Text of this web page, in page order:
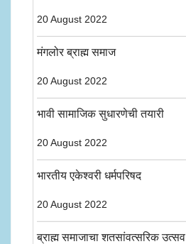
20 August 2022
मंगलोर ब्राह्म समाज
20 August 2022
भावी सामाजिक सुधारणेची तयारी
20 August 2022
भारतीय एकेश्वरी धर्मपरिषद
20 August 2022
ब्राह्म समाजाचा शतसांवत्सरिक उत्सव